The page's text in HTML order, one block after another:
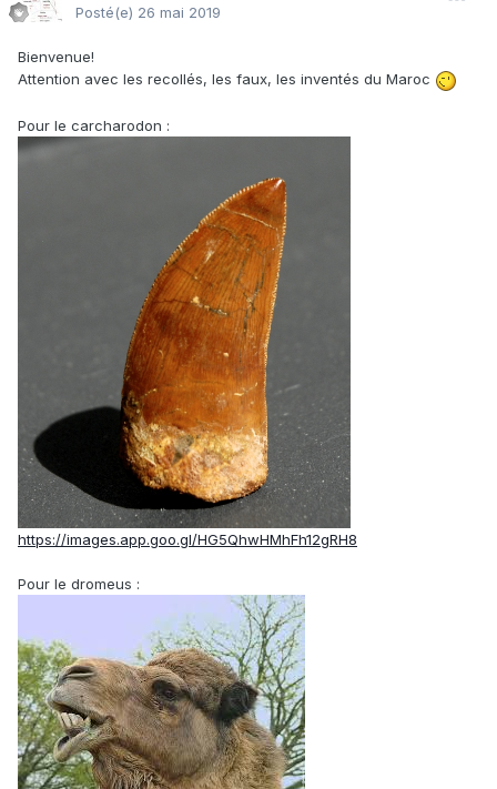
Posté(e) 26 mai 2019
Bienvenue!
Attention avec les recollés, les faux, les inventés du Maroc
Pour le carcharodon :
https://images.app.goo.gl/HG5QhwHMhFh12gRH8
Pour le dromeus :